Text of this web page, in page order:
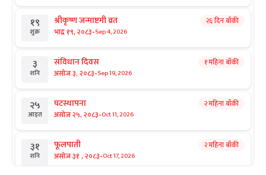
१९
शुक्र
श्रीकृष्ण जन्माष्टमी व्रत
भाद्र १९, २०८३-Sep 4, 2026
२६ दिन बाँकी
३
शनि
संविधान दिवस
असोज ३, २०८३-Sep 19, 2026
१ महिना बाँकी
२५
आइत
घटस्थापना
असोज २५, २०८३-Oct 11, 2026
२ महिना बाँकी
३१
शनि
फूलपाती
असोज ३१ , २०८३-Oct 17, 2026
२ महिना बाँकी